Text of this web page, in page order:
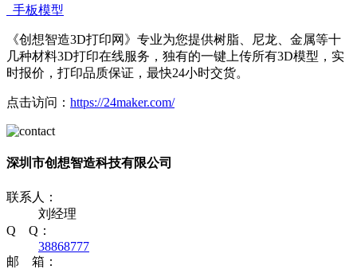
手板模型
《创想智造3D打印网》专业为您提供树脂、尼龙、金属等十
几种材料3D打印在线服务，独有的一键上传所有3D模型，实
时报价，打印品质保证，最快24小时交货。
点击访问： https://24maker.com/
深圳市创想智造科技有限公司
联系人：
刘经理
Q Q：
38868777
邮 箱：